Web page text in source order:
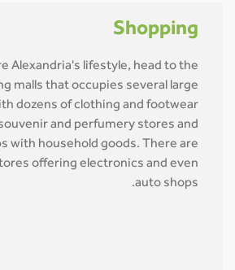
Shopping
Alexandria's lifestyle, head to the
malls that occupies several large
dozens of clothing and footwear
souvenir and perfumery stores and
with household goods. There are
stores offering electronics and even
auto shops.